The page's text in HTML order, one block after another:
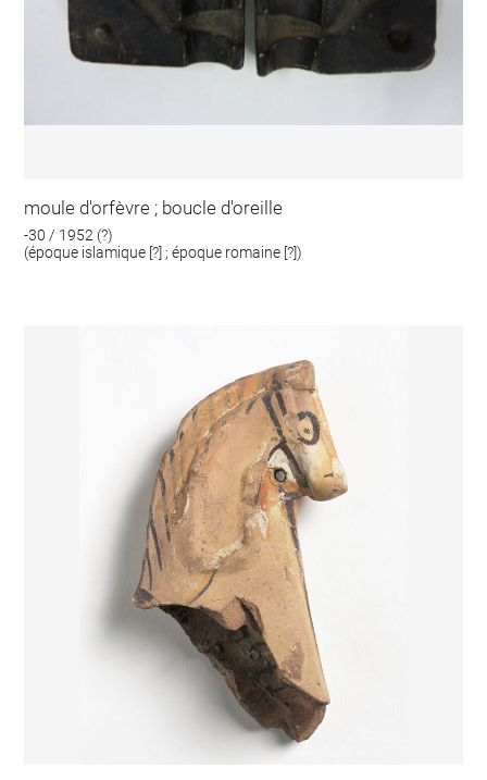
moule d'orfèvre ; boucle d'oreille
-30 / 1952 (?)
(époque islamique [?] ; époque romaine [?])